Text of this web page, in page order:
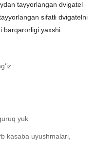
tayyorlangan dvigatel
sifatli dvigatelni
barqarorligi yaxshi.
yuk
kasaba uyushmalari,